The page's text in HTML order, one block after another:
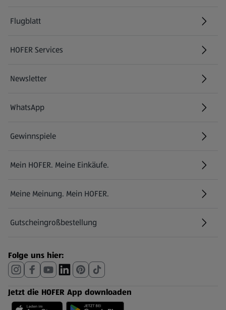
Flugblatt
HOFER Services
Newsletter
WhatsApp
Gewinnspiele
Mein HOFER. Meine Einkäufe.
Meine Meinung. Mein HOFER.
Gutscheingroßbestellung
(öffnet in einem neuen Tab)
Folge uns hier:
Jetzt die HOFER App downloaden